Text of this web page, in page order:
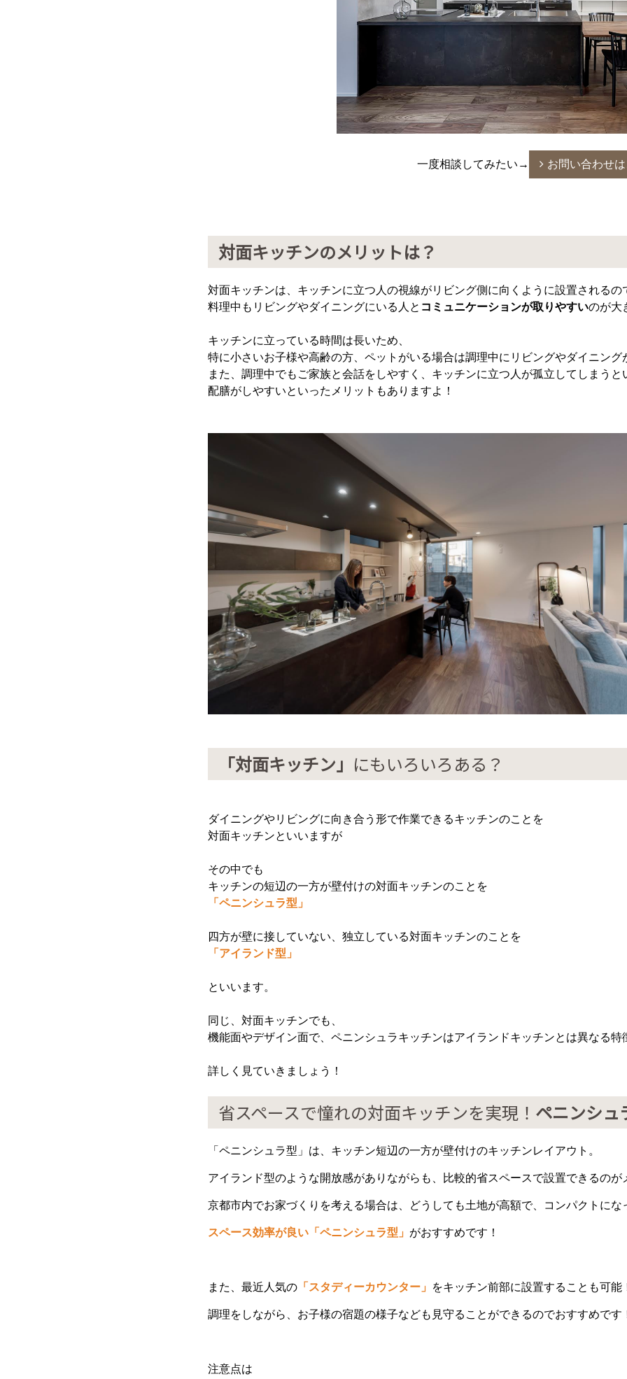
一度相談してみたい→ お問い合わせ
対面キッチンのメリットは？
対面キッチンは、キッチンに立つ人の視線がリビング側に向くように設置されるの
料理中もリビングやダイニングにいる人と コミュニケーションが取りやすいのが大
キッチンに立っている時間は長いため、
特に小さいお子様や高齢の方、ペットがいる場合は調理中にリビングやダイニング
また、調理中でもご家族と会話をしやすく、キッチンに立つ人が孤立してしまうと
配膳がしやすいといったメリットもありますよ！
「対面キッチン」 にもいろいろある？
ダイニングやリビングに向き合う形で作業できるキッチンのことを
対面キッチンといいますが
その中でも
キッチンの短辺の一方が壁付けの対面キッチンのことを
「ペニンシュラ型」
四方が壁に接していない、独立している対面キッチンのことを
「アイランド型」
といいます。
同じ、対面キッチンでも、
機能面やデザイン面で、ペニンシュラキッチンはアイランドキッチンとは異なる特
詳しく見ていきましょう！
省スペースで憧れの対面キッチンを実現！ ペニンシュ
「 ペニンシュラ型 」は、キッチン短辺の一方が壁付けのキッチンレイアウト。
アイランド型のような開放感がありながらも、比較的省スペースで設置できるのが
京都市内でお家づくりを考える場合は、どうしても土地が高額で、コンパクトに
スペース効率が良い「ペニンシュラ型」 がおすすめです！
また、最近人気の 「スタディーカウンター」 をキッチン前部に設置することも可能
調理をしながら、お子様の宿題の様子なども見守ることができるのでおすすめです
注意点は